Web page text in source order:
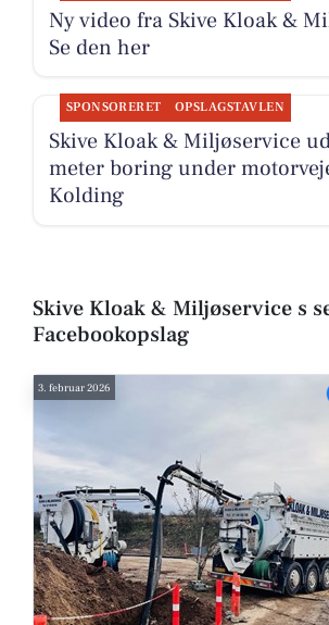
Ny video fra Skive Kloak &
Se den her
SPONSORERET OPSLAGSTAVLEN
Skive Kloak & Miljøservice
meter boring under
Kolding
Skive Kloak & Miljøservice s
Facebookopslag
3. februar 2026